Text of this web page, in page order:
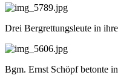
Drei Bergrettungsleute in
Bgm. Ernst Schöpf betonte